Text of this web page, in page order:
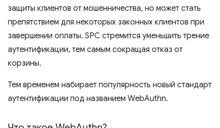
защиты клиентов от мошенничества, но может стать
препятствием для некоторых законных клиентов при
завершении оплаты. SPC стремится уменьшить трение
аутентификации, тем самым сокращая отказ от
корзины.
Тем временем набирает популярность новый стандарт
аутентификации под названием WebAuthn.